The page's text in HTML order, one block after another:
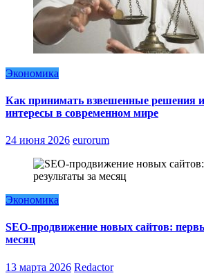
Экономика
Как принимать взвешенные решения
интересы в современном мире
24 июня 2026 eurorum
Экономика
SEO-продвижение новых сайтов:
месяц
13 марта 2026 Redactor